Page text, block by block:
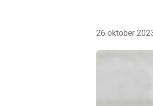
26 oktober